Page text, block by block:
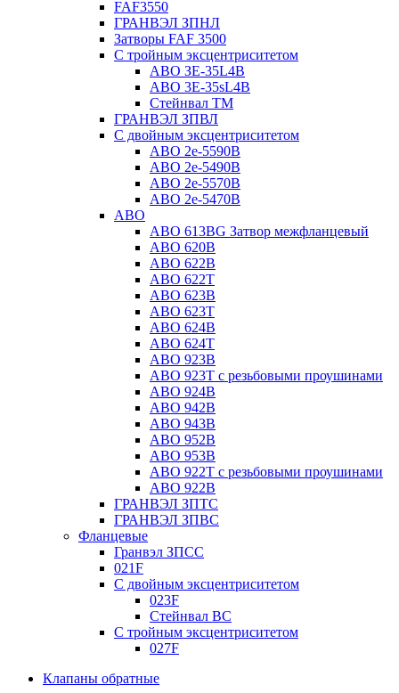
FAF3550
ГРАНВЭЛ ЗПНЛ
Затворы FAF 3500
С тройным эксцентриситетом
ABO ЗE-35L4B
ABO 3E-35sL4B
Стейнвал ТМ
ГРАНВЭЛ ЗПВЛ
С двойным эксцентриситетом
ABO 2e-5590B
ABO 2е-5490B
ABO 2е-5570B
ABO 2е-5470B
ABO
ABO 613BG Затвор межфланцевый
ABO 620B
ABO 622B
ABO 622T
ABO 623B
ABO 623T
ABO 624В
ABO 624Т
ABO 923B
ABO 923Т с резьбовыми проушинами
ABO 924B
ABO 942B
ABO 943B
ABO 952B
ABO 953B
ABO 922T с резьбовыми проушинами
ABO 922B
ГРАНВЭЛ ЗПТС
ГРАНВЭЛ ЗПВС
Фланцевые
Гранвэл ЗПСС
021F
С двойным эксцентриситетом
023F
Стейнвал BC
С тройным эксцентриситетом
027F
Клапаны обратные